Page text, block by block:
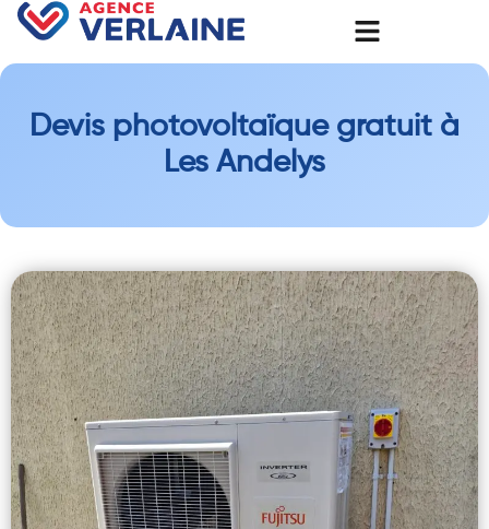
Devis photovoltaïque gratuit à
Les Andelys